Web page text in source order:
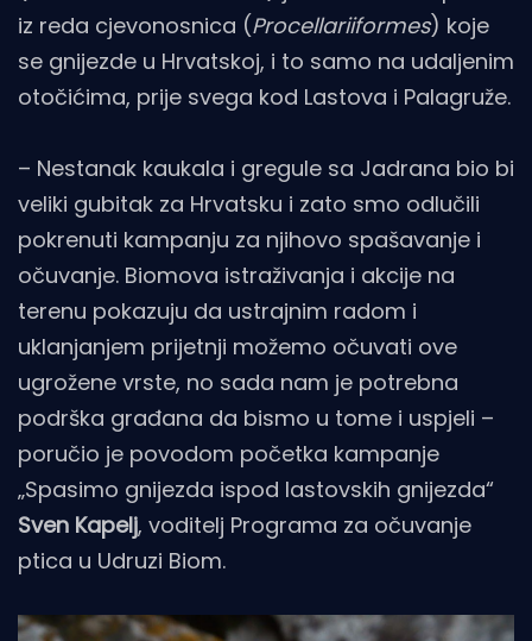
iz reda cjevonosnica (Procellariiformes) koje
se gnijezde u Hrvatskoj, i to samo na udaljenim
otočićima, prije svega kod Lastova i Palagruže.
– Nestanak kaukala i gregule sa Jadrana bio bi
veliki gubitak za Hrvatsku i zato smo odlučili
pokrenuti kampanju za njihovo spašavanje i
očuvanje. Biomova istraživanja i akcije na
terenu pokazuju da ustrajnim radom i
uklanjanjem prijetnji možemo očuvati ove
ugrožene vrste, no sada nam je potrebna
podrška građana da bismo u tome i uspjeli –
poručio je povodom početka kampanje
„Spasimo gnijezda ispod lastovskih gnijezda“
Sven Kapelj, voditelj Programa za očuvanje
ptica u Udruzi Biom.